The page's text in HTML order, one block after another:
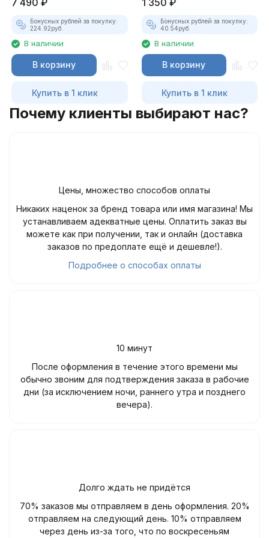
7 490 ₽
Бонусных рублей за покупку:
224.92руб.
В наличии
В корзину
Купить в 1 клик
1 350 ₽
Бонусных рублей за покупку:
40.54руб.
В наличии
В корзину
Купить в 1 клик
Почему клиенты выбирают нас?
Цены, множество способов оплаты
Никаких наценок за бренд товара или имя магазина! Мы
устанавливаем адекватные цены. Оплатить заказ вы
можете как при получении, так и онлайн (доставка
заказов по предоплате ещё и дешевле!).
Подробнее о способах оплаты
10 минут
После оформления в течение этого времени мы
обычно звоним для подтверждения заказа в рабочие
дни (за исключением ночи, раннего утра и позднего
вечера).
Долго ждать не придётся
70% заказов мы отправляем в день оформления. 20%
отправляем на следующий день. 10% отправляем
через день из-за того, что по воскресеньям